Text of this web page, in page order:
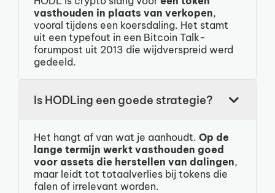
vasthouden in plaats van verkopen,
vooral tijdens een koersdaling. Het stamt
uit een typefout in een Bitcoin Talk-
forumpost uit 2013 die wijdverspreid werd
gedeeld.
Is HODLing een goede strategie?
Het hangt af van wat je aanhoudt. Op de
lange termijn werkt vasthouden goed
voor assets die herstellen van dalingen,
maar leidt tot totaalverlies bij tokens die
falen of irrelevant worden.